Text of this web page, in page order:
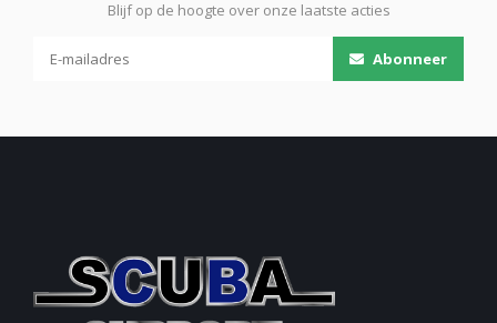
Blijf op de hoogte over onze laatste acties
Abonneer